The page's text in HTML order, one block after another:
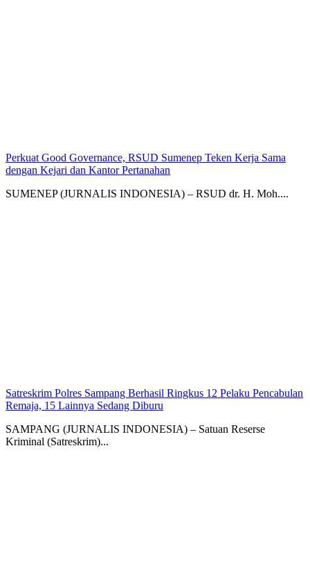
Perkuat Good Governance, RSUD Sumenep Teken Kerja Sama
dengan Kejari dan Kantor Pertanahan
SUMENEP (JURNALIS INDONESIA) – RSUD dr. H. Moh....
Satreskrim Polres Sampang Berhasil Ringkus 12 Pelaku Pencabulan
Remaja, 15 Lainnya Sedang Diburu
SAMPANG (JURNALIS INDONESIA) – Satuan Reserse
Kriminal (Satreskrim)...